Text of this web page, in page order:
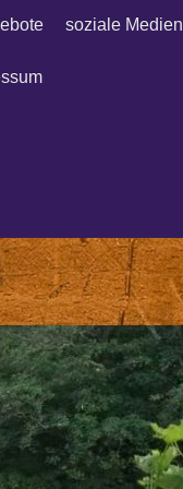
soziale Medien